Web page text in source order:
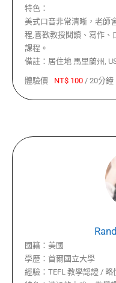
特色：
美式口音非常清晰，老師
程,喜歡教授閱讀、寫作
課程。
備註： 居住地 馬里蘭州,
體驗價 NT$ 100 / 20分鐘
國籍： 美國
學歷： 首爾國立大學
經驗： TEFL 教學認證 /